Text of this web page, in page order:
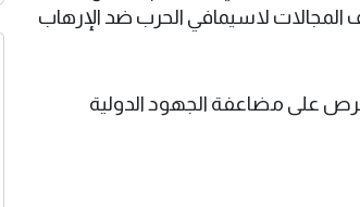
المجالات لاسيمافي الحرب ضد الإرهاب
على مضاعفة الجهود الدولية